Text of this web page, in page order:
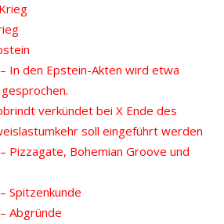
In den Epstein-Akten wird etwa
verkündet bei X Ende des
soll eingeführt werden
Pizzagate, Bohemian Groove und
Spitzenkunde
Abgründe